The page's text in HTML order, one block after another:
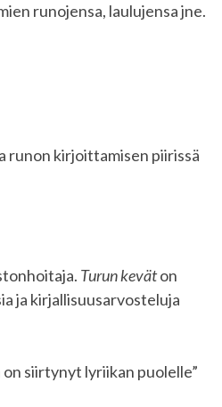
runojensa, laulujensa jne.
runon kirjoittamisen piirissä
Turun keväton
ja kirjallisuusarvosteluja
siirtynyt lyriikan puolelle”